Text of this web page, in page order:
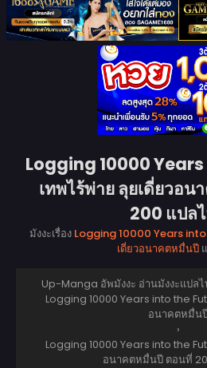
Logging 10000
เทพไร้พ่าย ลุยเดี่ยวอ
200 แปล
มังงะเรื่อง Logging 10000 Years
เดี่ยวอนาคตหมื่นปี
Up-Manga อัพมังงะ อ่านมังงะแปล
Logging 10000 Years into the
อนาคตหมื่น
›
Logging 10000 Years into the
อนาคตหมื่นปี ตอนที่